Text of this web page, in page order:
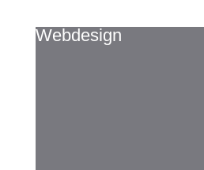
Webdesign